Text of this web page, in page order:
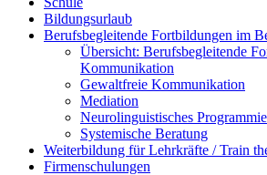
Bildungsurlaub
Berufsbegleitende Fortbildungen im
Übersicht: Berufsbegleitende
Kommunikation
Gewaltfreie Kommunikation
Mediation
Neurolinguistisches
Systemische Beratung
Weiterbildung für Lehrkräfte / Train
Firmenschulungen